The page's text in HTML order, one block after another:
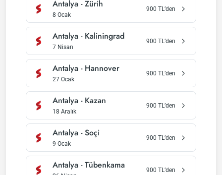
Antalya -Zürih
8 Ocak
900 TL’den
Antalya - Kaliningrad
7 Nisan
900 TL’den
Antalya - Hannover
27 Ocak
900 TL’den
Antalya - Kazan
18 Aralık
900 TL’den
Antalya -Soçi
9 Ocak
900 TL’den
Antalya -Tübenkama 900 TL’den